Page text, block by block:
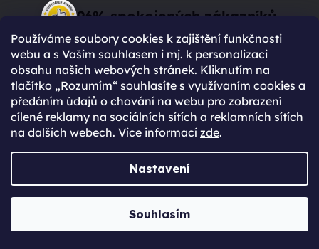
Používáme soubory cookies k zajištění funkčnosti
webu a s Vaším souhlasem i mj. k personalizaci
obsahu našich webových stránek. Kliknutím na
tlačítko „Rozumím“ souhlasíte s využívaním cookies a
předáním údajů o chování na webu pro zobrazení
cílené reklamy na sociálních sítích a reklamních sítích
na dalších webech. Více informací zde.
Nastavení
Souhlasím
96% spokojených zákazníků
(Based on 2750 Reviews)
Proč se registrovat?
Rychlejší nákup díky uloženým údajům
Přehled o stavu objednávky
Kompletní historie objednávek
Speciální akce, novinky a slevy pro